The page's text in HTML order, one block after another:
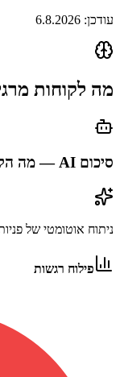
עודכן: 6.8.2026
מה לקוחות
סיכום AI — מה הלקוחות מרגישים
ניתוח אוטומטי של
פילוח רגשות